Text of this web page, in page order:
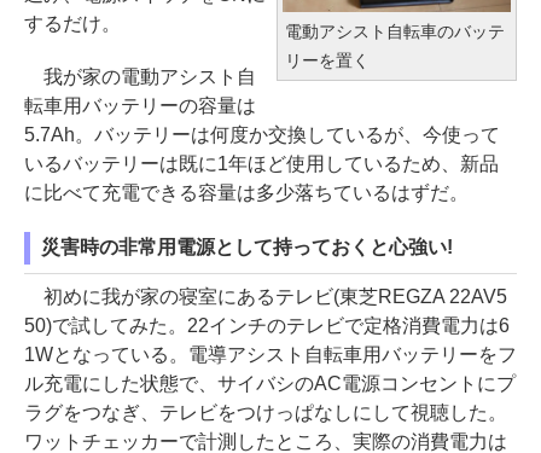
電動アシスト自転車のバッテ
リーを置く
するだけ。
我が家の電動アシスト自
転車用バッテリーの容量は
5.7Ah。バッテリーは何度か交換しているが、今使って
いるバッテリーは既に1年ほど使用しているため、新品
に比べて充電できる容量は多少落ちているはずだ。
災害時の非常用電源として持っておくと心強い!
初めに我が家の寝室にあるテレビ(東芝REGZA 22AV5
50)で試してみた。22インチのテレビで定格消費電力は6
1Wとなっている。電導アシスト自転車用バッテリーをフ
ル充電にした状態で、サイバシのAC電源コンセントにプ
ラグをつなぎ、テレビをつけっぱなしにして視聴した。
ワットチェッカーで計測したところ、実際の消費電力は